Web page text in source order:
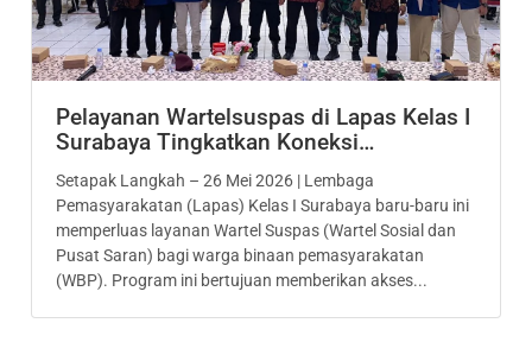
Pelayanan Wartelsuspas di Lapas Kelas I
Surabaya Tingkatkan Koneksi…
Setapak Langkah – 26 Mei 2026 | Lembaga
Pemasyarakatan (Lapas) Kelas I Surabaya baru-baru ini
memperluas layanan Wartel Suspas (Wartel Sosial dan
Pusat Saran) bagi warga binaan pemasyarakatan
(WBP). Program ini bertujuan memberikan akses...